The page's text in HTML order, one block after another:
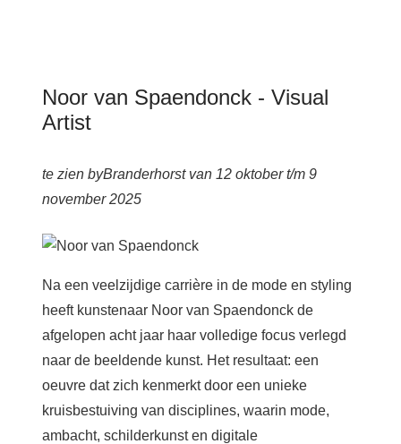
Noor van Spaendonck - Visual
Artist
te zien byBranderhorst van 12 oktober t/m 9
november 2025
Na een veelzijdige carrière in de mode en styling
heeft kunstenaar Noor van Spaendonck de
afgelopen acht jaar haar volledige focus verlegd
naar de beeldende kunst. Het resultaat: een
oeuvre dat zich kenmerkt door een unieke
kruisbestuiving van disciplines, waarin mode,
ambacht, schilderkunst en digitale